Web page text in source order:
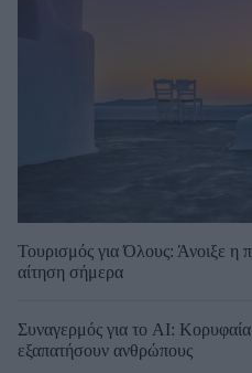
Τουρισμός για Όλους: Άνοιξε η
αίτηση σήμερα
Συναγερμός για το AI:
εξαπατήσουν ανθρώπους